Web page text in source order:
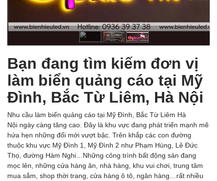
Bạn đang tìm kiếm đơn vị
làm biển quảng cáo tại Mỹ
Đình, Bắc Từ Liêm, Hà Nội
Nhu cầu làm biển quảng cáo tại Mỹ Đình, Bắc Từ Liêm Hà
Nội ngày càng tăng cao. Đây là khu vực đang phát triển mạnh mẽ
hứa hẹn những đổi mới vượt bậc. Trên khắp các con đường
thuộc khu vực Mỹ Đình 1, Mỹ Đình 2 như Phạm Hùng, Lê Đức
Thọ, đường Hàm Nghi…Những công trình bất động sản đang
mọc lên, những cửa hàng ăn, nhà hàng, khu vui chơi, trung tâm
mua sắm, shop thời trang, cửa hàng ô tô, ngân hàng…rất nhiều